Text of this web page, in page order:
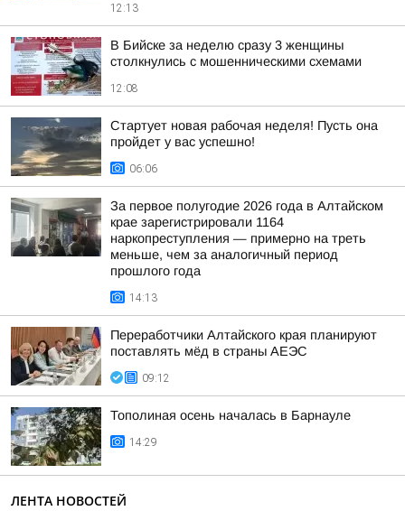
12:13
В Бийске за неделю сразу 3 женщины
столкнулись с мошенническими схемами
12:08
Стартует новая рабочая неделя! Пусть она
пройдет у вас успешно!
06:06
За первое полугодие 2026 года в Алтайском
крае зарегистрировали 1164
наркопреступления — примерно на треть
меньше, чем за аналогичный период
прошлого года
14:13
Переработчики Алтайского края планируют
поставлять мёд в страны АЕЭС
09:12
Тополиная осень началась в Барнауле
14:29
ЛЕНТА НОВОСТЕЙ